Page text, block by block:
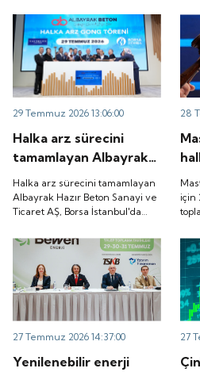
29 Temmuz 2026 13:06:00
Halka arz sürecini
tamamlayan Albayrak
Hazır Beton Sanayi ve
Ticaret AŞ, Borsa
İstanbul'da düzenlenen
"ALBTN" koduyla işlem
görmeye başladı.
Halka arz sürecini tamamlayan
Albayrak Hazır Beton Sanayi ve
Ticaret AŞ, Borsa İstanbul'da
"ALBTN" koduyla işlem görmeye
28
için
27 Temmuz 2026 14:37:00
Yenilenebilir enerji
27